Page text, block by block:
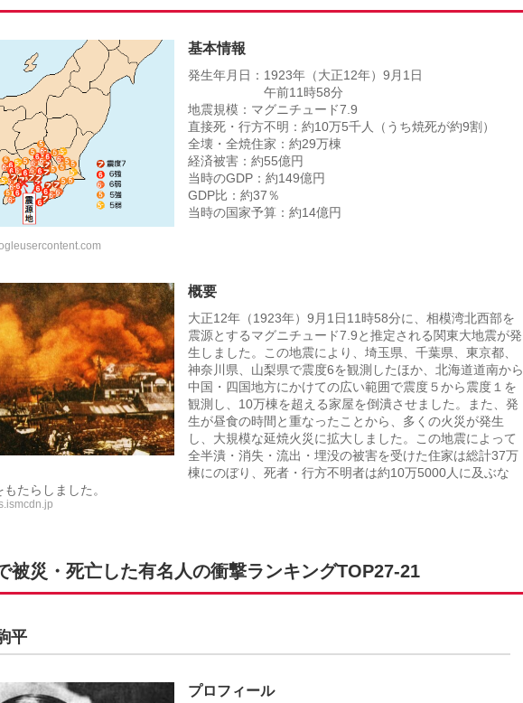
基本情報
発生年月日：1923年（大正12年）9月1日
午前11時58分
地震規模：マグニチュード7.9
直接死・行方不明：約10万5千人（うち焼死が約9割）
全壊・全焼住家：約29万棟
経済被害：約55億円
当時のGDP：約149億円
GDP比：約37％
当時の国家予算：約14億円
概要
大正12年（1923年）9月1日11時58分に、相模湾北西部を
震源とするマグニチュード7.9と推定される関東大地震が発
生しました。この地震により、埼玉県、千葉県、東京都、
神奈川県、山梨県で震度6を観測したほか、北海道道南から
中国・四国地方にかけての広い範囲で震度５から震度１を
観測し、10万棟を超える家屋を倒潰させました。また、発
生が昼食の時間と重なったことから、多くの火災が発生
し、大規模な延焼火災に拡大しました。この地震によって
全半潰・消失・流出・埋没の被害を受けた住家は総計37万
棟にのぼり、死者・行方不明者は約10万5000人に及ぶな
たらしました。
被災・死亡した有名人の衝撃ランキングTOP27-21
平
プロフィール